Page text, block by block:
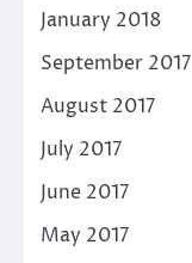
January 2018
September 2017
August 2017
July 2017
June 2017
May 2017